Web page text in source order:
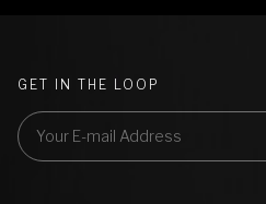
GET IN THE LOOP